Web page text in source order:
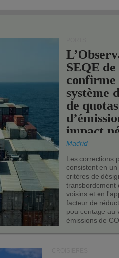
SEQE de
confirme
système
de quotas
impact
les ports
Madrid
Les corrections
consistent en
critères de
transbordement
voisins et en
facteur de
pourcentage au
émissions de